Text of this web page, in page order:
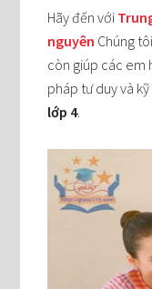
Hãy đến với
nguyên Chúng
còn giúp các em
pháp tư duy và
lớp 4.